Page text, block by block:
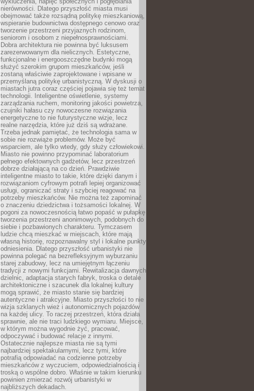
nierówności. Dlatego przyszłość miasta musi
obejmować także rozsądną politykę mieszkaniową,
wspieranie budownictwa dostępnego cenowo oraz
tworzenie przestrzeni przyjaznych rodzinom,
seniorom i osobom z niepełnosprawnościami.
Dobra architektura nie powinna być luksusem
zarezerwowanym dla nielicznych. Estetyczne,
funkcjonalne i energooszczędne budynki mogą
służyć szerokim grupom mieszkańców, jeśli
zostaną właściwie zaprojektowane i wpisane w
przemyślaną politykę urbanistyczną. W dyskusji o
miastach jutra coraz częściej pojawia się też temat
technologii. Inteligentne oświetlenie, systemy
zarządzania ruchem, monitoring jakości powietrza,
czujniki hałasu czy nowoczesne rozwiązania
energetyczne to nie futurystyczne wizje, lecz
realne narzędzia, które już dziś są wdrażane.
Trzeba jednak pamiętać, że technologia sama w
sobie nie rozwiąże problemów. Może być
wsparciem, ale tylko wtedy, gdy służy człowiekowi.
Miasto nie powinno przypominać laboratorium
pełnego efektownych gadżetów, lecz przestrzeń
dobrze działającą na co dzień. Prawdziwie
inteligentne miasto to takie, które dzięki danym i
rozwiązaniom cyfrowym potrafi lepiej organizować
usługi, ograniczać straty i szybciej reagować na
potrzeby mieszkańców. Nie można też zapominać
o znaczeniu dziedzictwa i tożsamości lokalnej. W
pogoni za nowoczesnością łatwo popaść w pułapkę
tworzenia przestrzeni anonimowych, podobnych do
siebie i pozbawionych charakteru. Tymczasem
ludzie chcą mieszkać w miejscach, które mają
własną historię, rozpoznawalny styl i lokalne punkty
odniesienia. Dlatego przyszłość urbanistyki nie
powinna polegać na bezrefleksyjnym wyburzaniu
starej zabudowy, lecz na umiejętnym łączeniu
tradycji z nowymi funkcjami. Rewitalizacja dawnych
dzielnic, adaptacja starych fabryk, troska o detale
architektoniczne i szacunek dla lokalnej kultury
mogą sprawić, że miasto stanie się bardziej
autentyczne i atrakcyjne. Miasto przyszłości to nie
wizja szklanych wież i autonomicznych pojazdów
na każdej ulicy. To raczej przestrzeń, która działa
sprawnie, ale nie traci ludzkiego wymiaru. Miejsce,
w którym można wygodnie żyć, pracować,
odpoczywać i budować relacje z innymi.
Ostatecznie najlepsze miasta nie są tymi
najbardziej spektakularnymi, lecz tymi, które
potrafią odpowiadać na codzienne potrzeby
mieszkańców z wyczuciem, odpowiedzialnością i
troską o wspólne dobro. Właśnie w takim kierunku
powinien zmierzać rozwój urbanistyki w
najbliższych dekadach.